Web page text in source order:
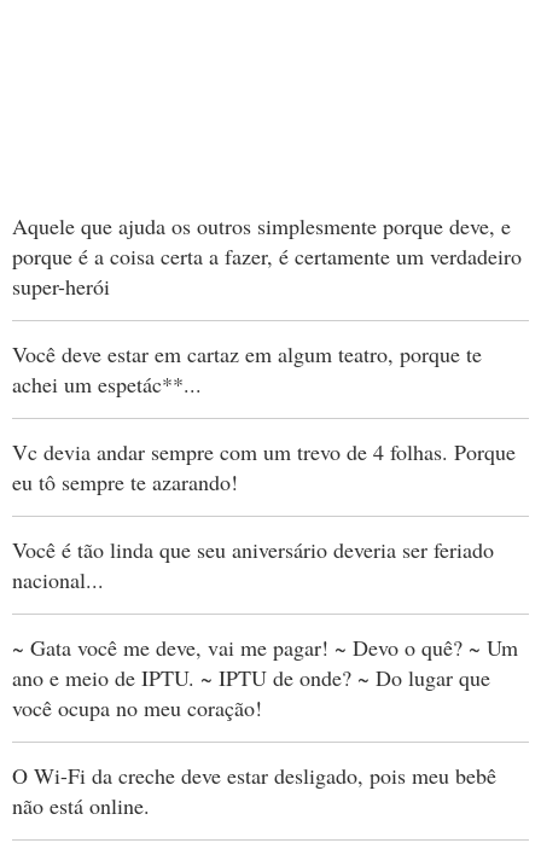
Aquele que ajuda os outros simplesmente porque deve, e
porque é a coisa certa a fazer, é certamente um verdadeiro
super-herói
Você deve estar em cartaz em algum teatro, porque te
achei um espetác**...
Vc devia andar sempre com um trevo de 4 folhas. Porque
eu tô sempre te azarando!
Você é tão linda que seu aniversário deveria ser feriado
nacional...
~ Gata você me deve, vai me pagar! ~ Devo o quê? ~ Um
ano e meio de IPTU. ~ IPTU de onde? ~ Do lugar que
você ocupa no meu coração!
O Wi-Fi da creche deve estar desligado, pois meu bebê
não está online.